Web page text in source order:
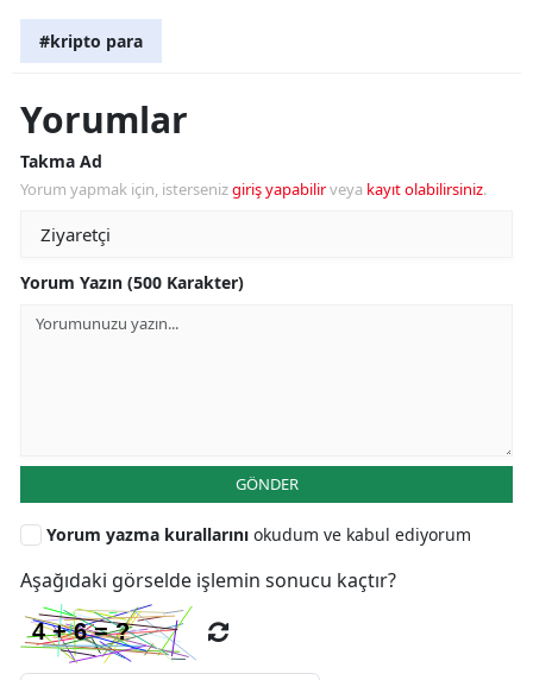
#kripto para
Yorumlar
Takma Ad
Yorum yapmak için, istersenizgiriş yapabilirveya kayıt olabilirsiniz.
Yorum Yazın (500 Karakter)
GÖNDER
Yorum yazma kurallarını okudum ve kabul ediyorum
Aşağıdaki görselde işlemin sonucu kaçtır?